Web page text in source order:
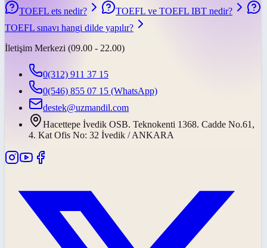
TOEFL ets nedir?
TOEFL ve TOEFL IBT nedir?
TOEFL sınavı hangi dilde yapılır?
İletişim Merkezi (09.00 - 22.00)
0(312) 911 37 15
0(546) 855 07 15 (WhatsApp)
destek@uzmandil.com
Hacettepe İvedik OSB. Teknokenti 1368. Cadde No.61,
4. Kat Ofis No: 32 İvedik / ANKARA